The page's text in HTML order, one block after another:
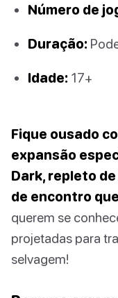
Número de
Duração:
Idade: 17+
Fique ousado
expansão
Dark, repleto
de encontro
querem se
projetadas para
selvagem!